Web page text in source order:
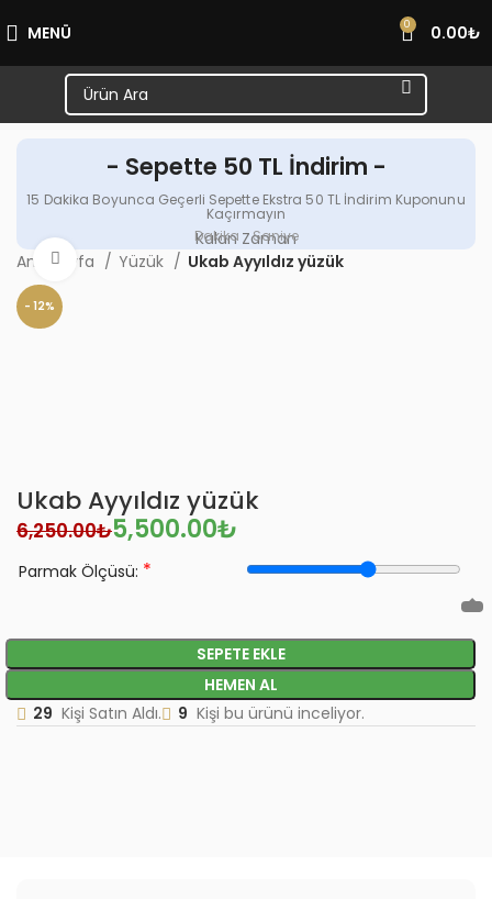
MENÜ 0 0.00₺
- Sepette 50 TL İndirim -
15 Dakika Boyunca Geçerli Sepette Ekstra 50 TL İndirim Kuponunu
Kaçırmayın
Kalan Zaman
Dakika Saniye
Ana Sayfa Yüzük Ukab Ayyıldız yüzük
- 12%
Büyütmek için tıklayın
Ukab Ayyıldız yüzük
6,250.00₺5,500.00₺
Parmak Ölçüsü: *
SEPETE EKLE
HEMEN AL
29 Kişi Satın Aldı. 9 Kişi bu ürünü inceliyor.